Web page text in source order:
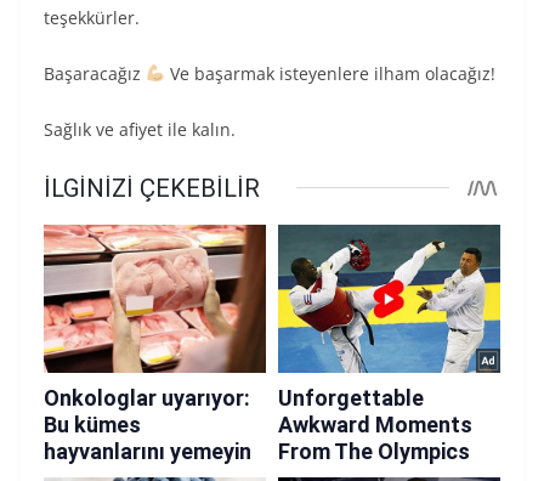
teşekkürler.
Başaracağız Ve başarmak isteyenlere ilham olacağız!
Sağlık ve afiyet ile kalın.